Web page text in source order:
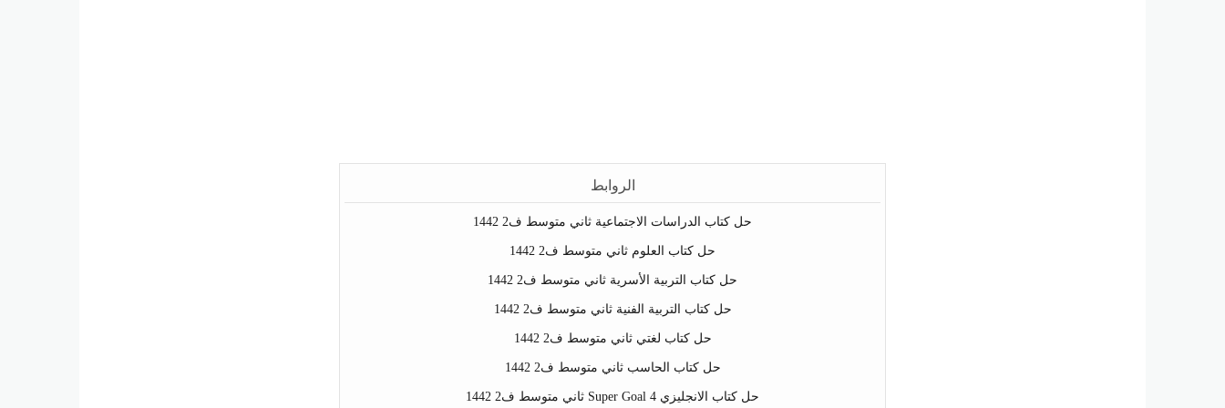
الروابط
حل كتاب الدراسات الاجتماعية ثاني متوسط ف2 1442
حل كتاب العلوم ثاني متوسط ف2 1442
حل كتاب التربية الأسرية ثاني متوسط ف2 1442
حل كتاب التربية الفنية ثاني متوسط ف2 1442
حل كتاب لغتي ثاني متوسط ف2 1442
حل كتاب الحاسب ثاني متوسط ف2 1442
حل كتاب الانجليزي Super Goal 4 ثاني متوسط ف2 1442